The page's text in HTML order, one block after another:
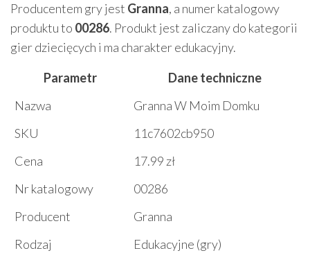
Producentem gry jest Granna, a numer katalogowy
produktu to 00286. Produkt jest zaliczany do kategorii
gier dziecięcych i ma charakter edukacyjny.
Parametr
Dane techniczne
Nazwa
Granna W Moim Domku
SKU
11c7602cb950
Cena
17.99 zł
Nr katalogowy
00286
Producent
Granna
Rodzaj
Edukacyjne (gry)